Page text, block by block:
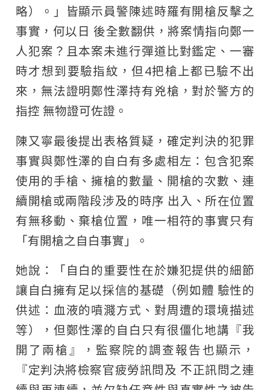
略）。」皆顯示員警陳述時羅有開槍反擊之
事實，何以日 後全數翻供，將案情指向鄭一
人犯案？且本案未進行彈道比對鑑定、一審
時才想到要驗指紋，但4把槍上都已驗不出
來，無法證明鄭性澤持有兇槍，對於警方的
指控 無物證可佐證。
陳又寧最後提出表格質疑，確定判決的犯罪
事實與鄭性澤的自白有多處相左：包含犯案
使用的手槍、擁槍的數量、開槍的次數、連
續開槍或兩階段涉及的時序 出入、所在位置
有無移動、棄槍位置，唯一相符的事實只有
「有開槍之自白事實」。
她說：「自白的重要性在於嫌犯提供的細節
讓自白擁有足以採信的基礎（例如體 驗性的
供述：血液的噴濺方式、對周遭的環境描述
等），但鄭性澤的自白只有很僵化地講『我
開了兩槍』，監察院的調查報告也顯示，
『定判決將檢察官疲勞訊問及 不正訊問之連